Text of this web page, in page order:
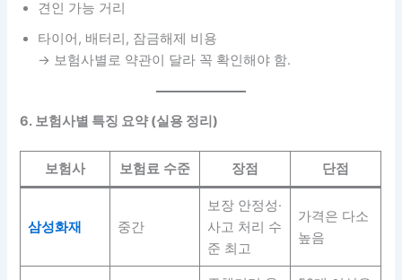
견인 가능 거리
타이어, 배터리, 잠금해제 비용
→ 보험사별로 약관이 달라 꼭 확인해야 함.
6. 보험사별 특징 요약 (실용 정리)
보험사 보험료 수준 장점 단점
삼성화재 중간
보장 안정성·
사고 처리 수
준 최고
가격은 다소
높음